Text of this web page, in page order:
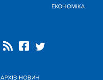
ЕКОНОМІКА
АРХІВ НОВИН